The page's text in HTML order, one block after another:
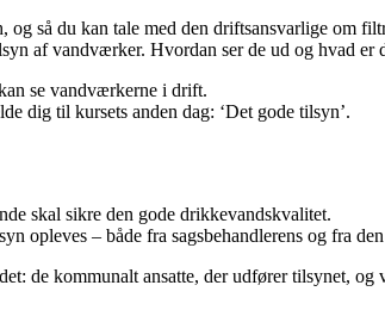
så du kan tale med den driftsansvarlige om
af vandværker. Hvordan ser de ud og hvad er
se vandværkerne i drift.
dig til kursets anden dag: ‘Det gode tilsyn’.
skal sikre den gode drikkevandskvalitet.
opleves – både fra sagsbehandlerens og fra
de kommunalt ansatte, der udfører tilsynet,